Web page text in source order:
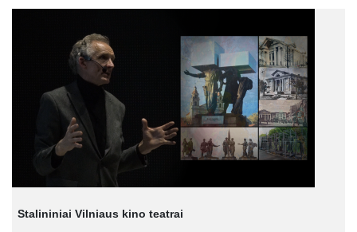
Stalininiai Vilniaus kino teatrai